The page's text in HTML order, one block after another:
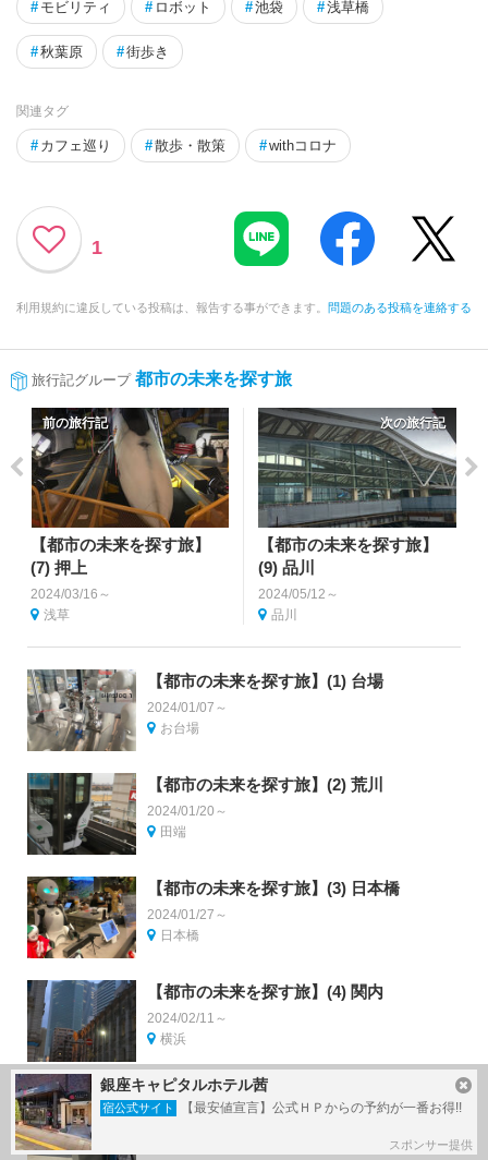
# モビリティ # ロボット #池袋 #浅草橋
#秋葉原 #街歩き
関連タグ
# カフェ巡り #散歩・散策 #withコロナ
1
利用規約に違反している投稿は、報告する事ができます。 問題のある投稿を連絡する
旅行記グループ 都市の未来を探す旅
前の旅行記
【都市の未来を探す旅】
(7) 押上
2024/03/16～
浅草
次の旅行記
【都市の未来を探す旅】
(9) 品川
2024/05/12～
品川
【都市の未来を探す旅】(1) 台場
2024/01/07～
お台場
【都市の未来を探す旅】(2) 荒川
2024/01/20～
田端
【都市の未来を探す旅】(3) 日本橋
2024/01/27～
日本橋
【都市の未来を探す旅】(4) 関内
2024/02/11～
横浜
【都市の未来を探す旅】(5) 浦和美園
銀座キャピタルホテル茜
宿公式サイト 【最安値宣言】公式ＨＰからの予約が一番お得!!
スポンサー提供